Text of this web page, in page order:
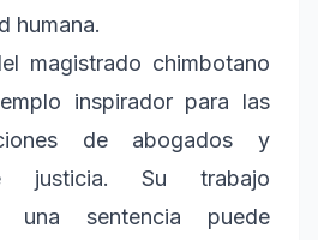
humana.
magistrado chimbotano
inspirador para las
de abogados y
justicia. Su trabajo
una sentencia puede